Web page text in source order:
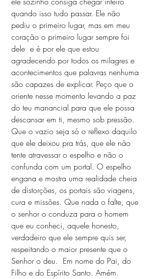
quando isso tudo passar. Ele não
pediu o primeiro lugar, mas em meu
coração o primeiro lugar sempre foi
dele  e é por ele que estou
agradecendo por todos os milagres e
acontecimentos que palavras nenhuma
são capazes de explicar. Peço que o
oriente nesse momento levando a paz
do teu manancial para que ele possa
descansar em ti, mesmo sob pressão.
Que o vazio seja só o reflexo daquilo
que ele deixou pra trás, que ele não
tente atravessar o espelho e não o
confunda com um portal. O espelho
engana e mostra uma realidade cheia
de distorções, os portais são viagens,
cura e missões. Que nada o falte, que
o senhor o conduza para o homem
que eu conheci, aquele honesto,
verdadeiro que ele sempre quis ser,
respeitando o maior presente que o
Senhor o deu.  Em nome do Pai, do
Filho e do Espírito Santo. Amém.